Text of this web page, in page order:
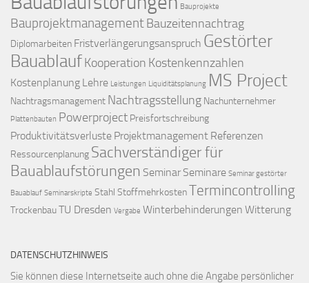
Bauprojekte
Bauprojektmanagement Bauzeitennachtrag
Diplomarbeiten Fristverlängerungsanspruch Gestörter
Bauablauf Kooperation Kostenkennzahlen
Kostenplanung Lehre Leistungen Liquiditätsplanung MS Project
Nachtragsmanagement Nachtragsstellung Nachunternehmer
Plattenbauten Powerproject Preisfortschreibung
Produktivitätsverluste Projektmanagement Referenzen
Ressourcenplanung Sachverständiger für
Bauablaufstörungen Seminar Seminare Seminar gestörter
Bauablauf Seminarskripte Stahl StoffmehrkostenTermincontrolling
TrockenbauTU Dresden Vergabe Winterbehinderungen Witterung
DATENSCHUTZHINWEIS
Sie können diese Internetseite auch ohne die Angabe persönlicher